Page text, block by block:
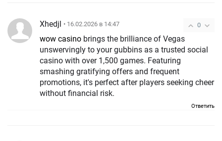
0
Xhedjl • 16.02.2026 в 14:47
wow casino
unswervingly to your gubbins as a trusted social
casino with over 1,500 games. Featuring
smashing gratifying offers and frequent
promotions, it's perfect after players seeking cheer
without financial risk.
Ответить